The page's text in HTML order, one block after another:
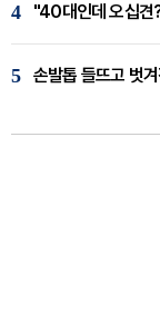
4 "40대인데 오십견
5 손발톱 들뜨고 벗